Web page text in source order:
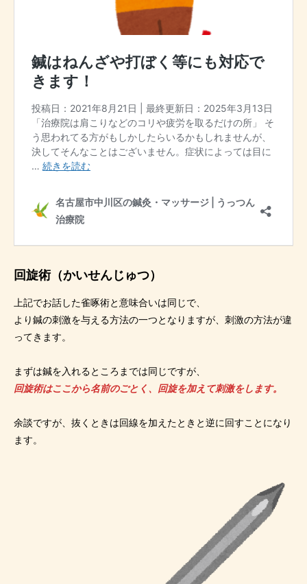
回旋術（かいせんじゅつ）
上記でお話した雀啄術と意味合いは同じで、
より鍼の刺激を与える方法の一つとなりますが、刺激の方法が違
ってきます。
まずは鍼を入れるところまでは同じですが、
回旋術はここから名前のごとく、回旋を加えて刺激をします。
余談ですが、抜くときは回線を加えたときと逆に回すことになり
ます。